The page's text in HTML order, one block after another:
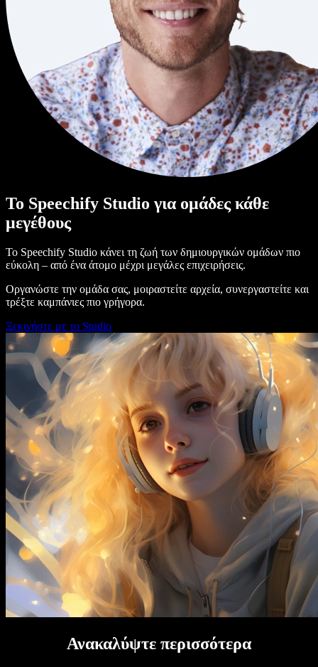
Το Speechify Studio για ομάδες κάθε
μεγέθους
Το Speechify Studio κάνει τη ζωή των δημιουργικών ομάδων πιο
εύκολη – από ένα άτομο μέχρι μεγάλες επιχειρήσεις.
Οργανώστε την ομάδα σας, μοιραστείτε αρχεία, συνεργαστείτε και
τρέξτε καμπάνιες πιο γρήγορα.
Ξεκινήστε με το Studio
Ανακαλύψτε περισσότερα